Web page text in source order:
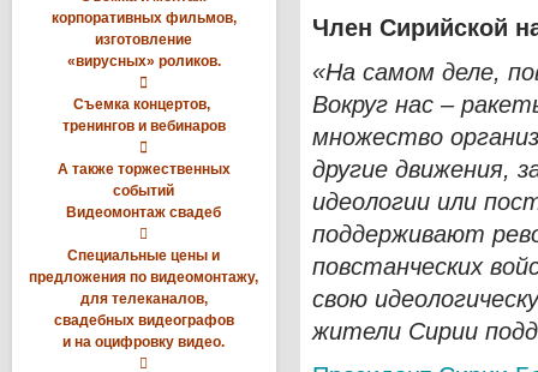
корпоративных фильмов,
изготовление
«вирусных» роликов.

Съемка концертов,
тренингов и вебинаров

А также торжественных
событий
Видеомонтаж свадеб

Специальные цены и
предложения по видеомонтажу,
для телеканалов,
свадебных видеографов
и на оцифровку видео.

Член Сирийской
«На самом деле,
Вокруг нас –
множество
другие движения,
идеологии или
поддерживают
повстанческих
свою
жители Сирии